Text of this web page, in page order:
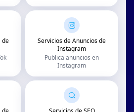
de
Servicios de Anuncios de
Instagram
Publica anuncios en
Instagram